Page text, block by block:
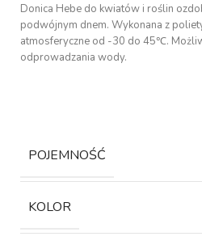
Donica Hebe do kwiatów i roślin
podwójnym dnem. Wykonana z
atmosferyczne od -30 do 45℃.
odprowadzania wody.
POJEMNOŚĆ
KOLOR